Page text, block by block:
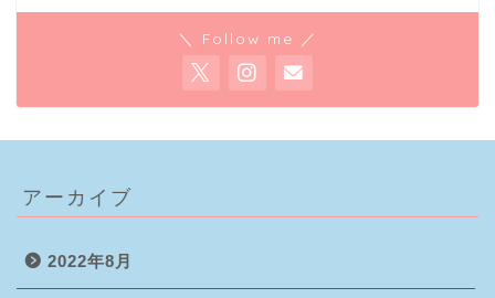
＼ Follow me ／
アーカイブ
2022年8月